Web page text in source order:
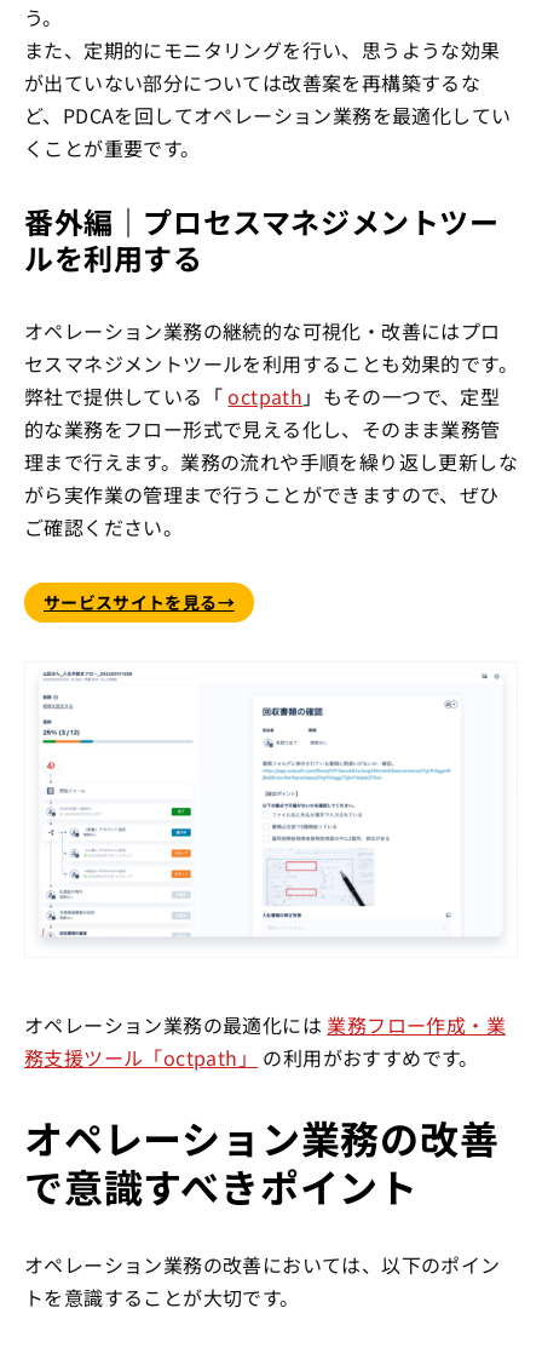
う。
また、定期的にモニタリングを行い、思うような効果
が出ていない部分については改善案を再構築するな
ど、PDCAを回してオペレーション業務を最適化してい
くことが重要です。
番外編｜プロセスマネジメントツー
ルを利用する
オペレーション業務の継続的な可視化・改善にはプロ
セスマネジメントツールを利用することも効果的です。
弊社で提供している「octpath 」もその一つで、定型
的な業務をフロー形式で見える化し、そのまま業務管
理まで行えます。業務の流れや手順を繰り返し更新しな
がら実作業の管理まで行うことができますので、ぜひ
ご確認ください。
サービスサイトを見る→
オペレーション業務の最適化には 業務フロー作成・業
務支援ツール「octpath」
の利用がおすすめです。
オペレーション業務の改善
で意識すべきポイント
オペレーション業務の改善においては、以下のポイン
トを意識することが大切です。